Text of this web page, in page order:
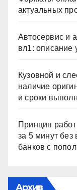
актуальных
Автосервис и
вл1: описание
Кузовной и
наличие
и сроки
Принцип
за 5 минут без
банков с
Архив